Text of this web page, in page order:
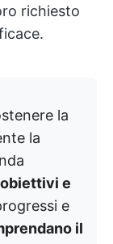
richiesto
la
la
e
e
il